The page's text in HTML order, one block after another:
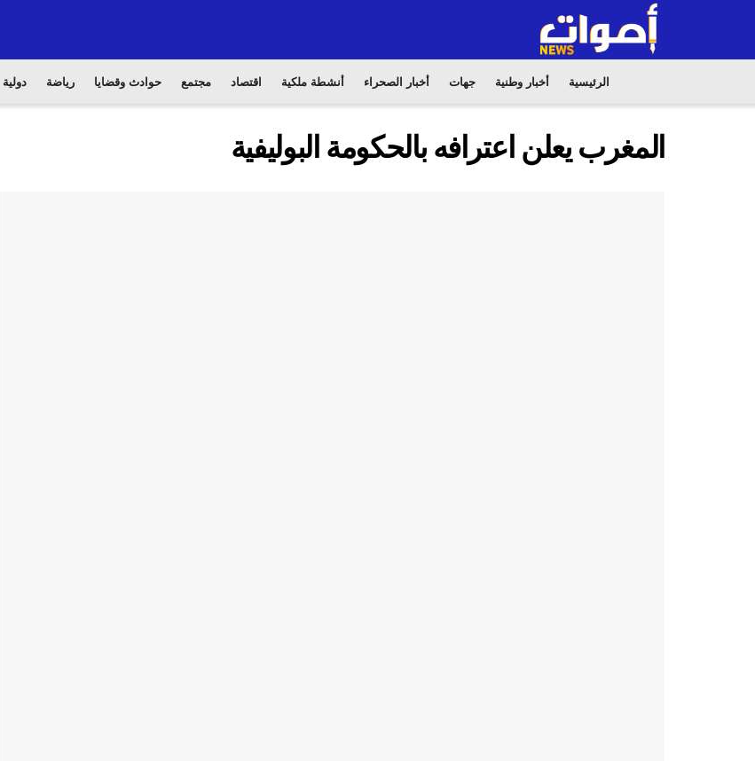
الرئيسية أخبار وطنية جهات أخبار الصحراء أنشطة ملكية اقتصاد مجتمع حوادث وقضايا رياضة دولية
المغرب يعلن اعترافه بالحكومة البوليفية